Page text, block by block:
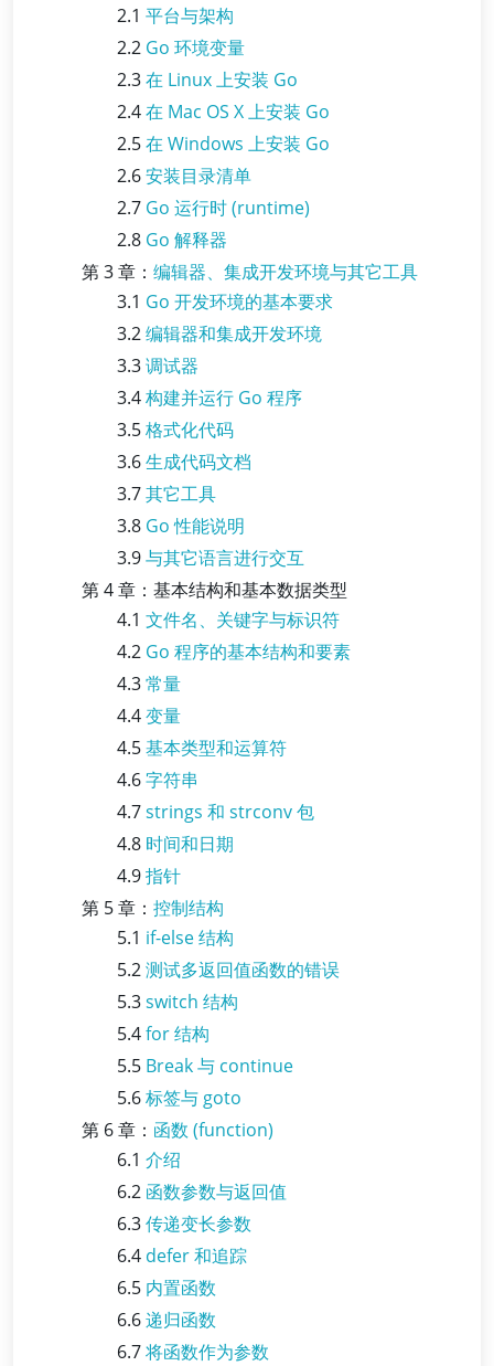
2.1 平台与架构
2.2 Go 环境变量
2.3在 Linux 上安装 Go
2.4在 Mac OS X 上安装 Go
2.5在 Windows 上安装 Go
2.6安装目录清单
2.7 Go 运行时 (runtime)
2.8 Go 解释器
第 3 章： 编辑器、集成开发环境与其它工具
3.1 Go 开发环境的基本要求
3.2编辑器和集成开发环境
3.3调试器
3.4构建并运行 Go 程序
3.5格式化代码
3.6生成代码文档
3.7其它工具
3.8 Go 性能说明
3.9与其它语言进行交互
第 4 章：基本结构和基本数据类型
4.1 文件名、关键字与标识符
4.2 Go 程序的基本结构和要素
4.3常量
4.4变量
4.5基本类型和运算符
4.6字符串
4.7strings 和 strconv 包
4.8 时间和日期
4.9指针
第 5 章： 控制结构
5.1 if-else 结构
5.2测试多返回值函数的错误
5.3switch 结构
5.4for 结构
5.5 Break 与 continue
5.6标签与 goto
第 6 章： 函数 (function)
6.1 介绍
6.2 函数参数与返回值
6.3传递变长参数
6.4 defer 和追踪
6.5 内置函数
6.6递归函数
6.7将函数作为参数